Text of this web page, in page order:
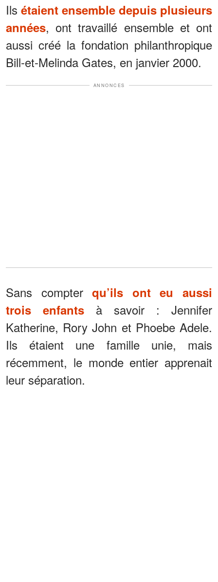
Ils étaient ensemble depuis plusieurs
années, ont travaillé ensemble et ont
aussi créé la fondation philanthropique
Bill-et-Melinda Gates, en janvier 2000.
ANNONCES
Sans compterqu’ils ont eu aussi
trois enfants à savoir : Jennifer
Katherine, Rory John et Phoebe Adele.
Ils étaient une famille unie, mais
récemment, le monde entier apprenait
leur séparation.